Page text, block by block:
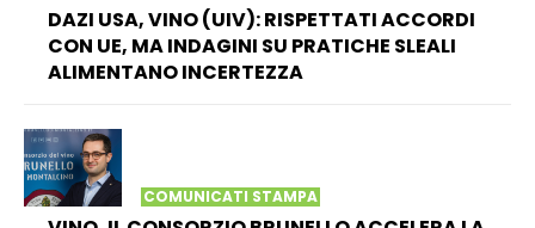
DAZI USA, VINO (UIV): RISPETTATI ACCORDI
CON UE, MA INDAGINI SU PRATICHE SLEALI
ALIMENTANO INCERTEZZA
COMUNICATI STAMPA